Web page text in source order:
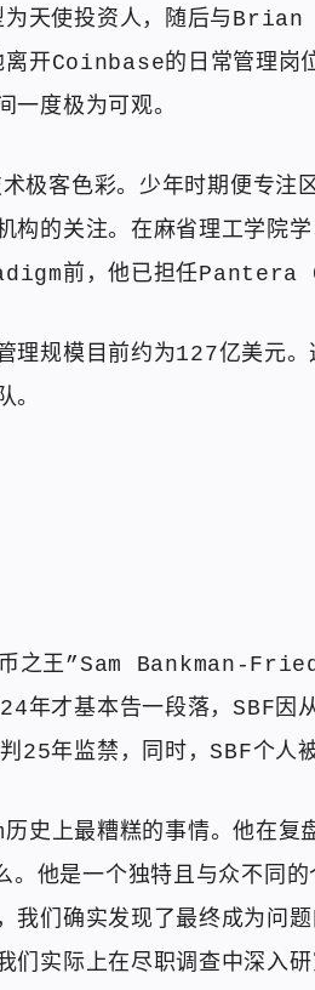
为天使投资人，随后与
开Coinbase的日常管理岗位
一度极为可观。
极客色彩。少年时期便专注
构的关注。在麻省理工学院
前，他已担任Pantera
规模目前约为127亿美元。
。
之王”Sam Bankman-
年才基本告一段落，SBF因
25年监禁，同时，SBF个人
上最糟糕的事情。他在复
。他是一个独特且与众不同
我们确实发现了最终成为问
们实际上在尽职调查中深入